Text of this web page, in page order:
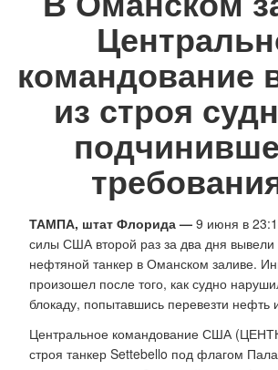
командование
из строя
ТАМПА, штат Флорида — 9 июня в
силы США второй раз за два дня вывели
нефтяной танкер в Оманском заливе.
произошел после того, как судно
блокаду, попытавшись перевезти нефть
Центральное командование США
строя танкер Settebello под флагом